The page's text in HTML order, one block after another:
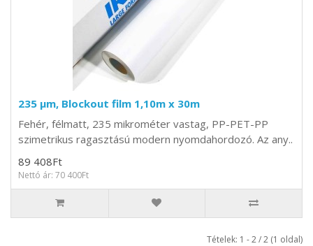
235 µm, Blockout film 1,10m x 30m
Fehér, félmatt, 235 mikrométer vastag, PP-PET-PP
szimetrikus ragasztású modern nyomdahordozó. Az any..
89 408Ft
Nettó ár: 70 400Ft
Tételek: 1 - 2 / 2 (1 oldal)